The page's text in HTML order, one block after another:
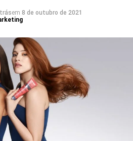
em 8 de outubro de 2021